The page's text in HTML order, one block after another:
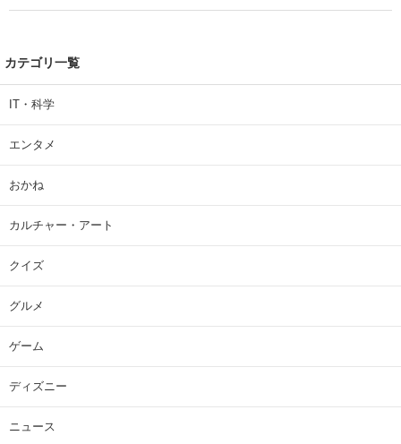
カテゴリ一覧
IT・科学
エンタメ
おかね
カルチャー・アート
クイズ
グルメ
ゲーム
ディズニー
ニュース